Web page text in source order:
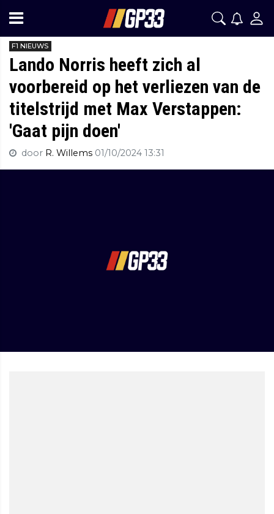
F1 NIEUWS
Lando Norris heeft zich al
voorbereid op het verliezen van de
titelstrijd met Max Verstappen:
'Gaat pijn doen'
door R. Willems 01/10/2024 13:31